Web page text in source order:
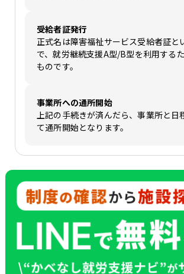
受給者証発行
正式名は障害福祉サービス受給者証と
で、就労継続支援A型/B型を利用する
ものです。
事業所への通所開始
上記の手続きが済んだら、事業所と日
て通所開始となります。